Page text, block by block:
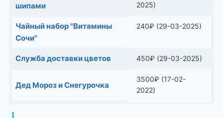
шипами
2025)
Чайный набор "Витамины
Сочи"
240₽ (29-03-2025)
Служба доставки цветов 450₽ (29-03-2025)
Дед Мороз и Снегурочка
3500₽ (17-02-
2022)